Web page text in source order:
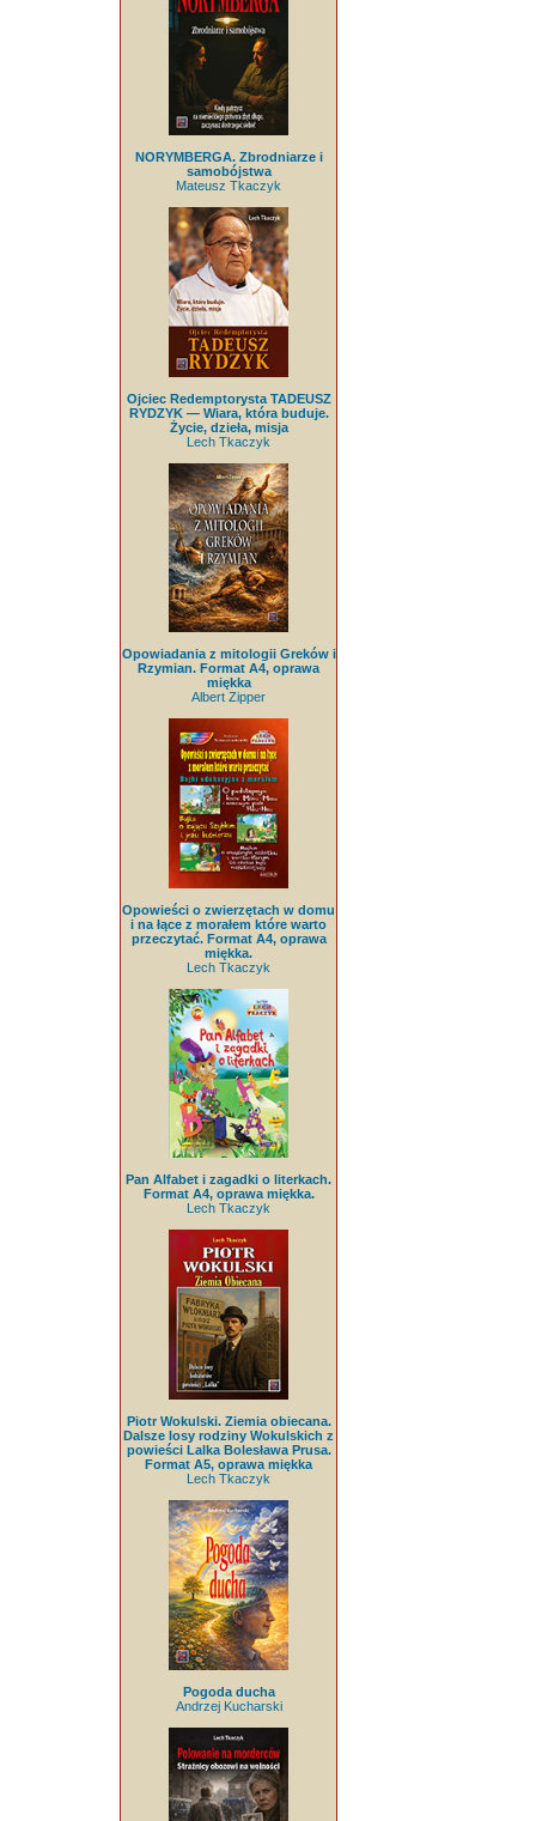
NORYMBERGA. Zbrodniarze i
samobójstwa
Mateusz Tkaczyk
Ojciec Redemptorysta TADEUSZ
RYDZYK — Wiara, która buduje.
Życie, dzieła, misja
Lech Tkaczyk
Opowiadania z mitologii Greków i
Rzymian. Format A4, oprawa
miękka
Albert Zipper
Opowieści o zwierzętach w domu
i na łące z morałem które warto
przeczytać. Format A4, oprawa
miękka.
Lech Tkaczyk
Pan Alfabet i zagadki o literkach.
Format A4, oprawa miękka.
Lech Tkaczyk
Piotr Wokulski. Ziemia obiecana.
Dalsze losy rodziny Wokulskich z
powieści Lalka Bolesława Prusa.
Format A5, oprawa miękka
Lech Tkaczyk
Pogoda ducha
Andrzej Kucharski